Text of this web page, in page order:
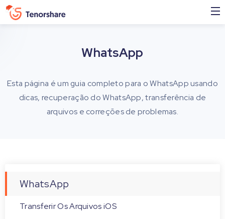
WhatsApp
Esta página é um guia completo para o WhatsApp usando
dicas, recuperação do WhatsApp, transferência de
arquivos e correções de problemas.
WhatsApp
Transferir Os Arquivos iOS